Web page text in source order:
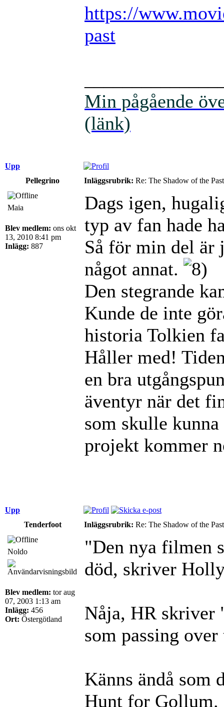
https://
past
Min pågående
(länk)
Upp
Pellegrino
Inläggsrubrik: Re: The Shadow of the Past
Maia
Blev medlem: ons okt
13, 2010 8:41 pm
Inlägg: 887
Dags igen,
typ av fan hade
Så för min del är
något annat.
Den stegrande
Kunde de inte
historia Tolkien
Håller med!
en bra
äventyr när det
som skulle
projekt kommer
Upp
Tenderfoot
Inläggsrubrik: Re: The Shadow of the Past
Noldo
Blev medlem: tor aug
07, 2003 1:13 am
Inlägg: 456
Ort: Östergötland
"Den nya filmen
död, skriver
Nåja, HR skriver
som passing over
Känns ändå som
Hunt for Gollum.